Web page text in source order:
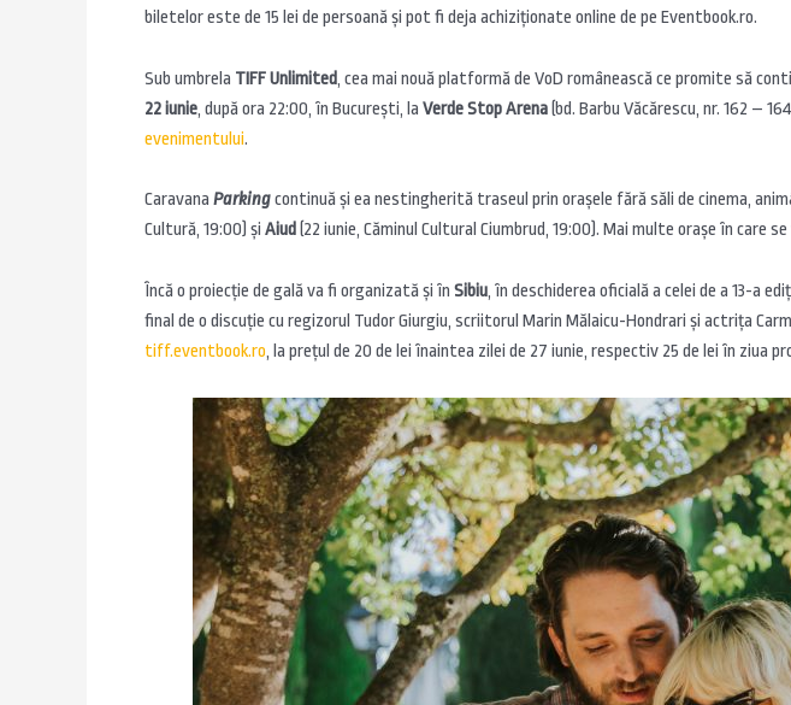
biletelor este de 15 lei de persoană și pot fi deja achiziționate online de pe Eventbook.ro.
Sub umbrela TIFF Unlimited, cea mai nouă platformă de VoD românească ce promite să
22 iunie, după ora 22:00, în București, la Verde Stop Arena (bd. Barbu Văcărescu, nr. 162 –
evenimentului.
Caravana Parkingcontinuă și ea nestingherită traseul prin orașele fără săli de cinema,
Cultură, 19:00) și Aiud (22 iunie, Căminul Cultural Ciumbrud, 19:00). Mai multe orașe în
Încă o proiecție de gală va fi organizată și în Sibiu, în deschiderea oficială a celei de a 13-a
final de o discuție cu regizorul Tudor Giurgiu, scriitorul Marin Mălaicu-Hondrari și actrița
tiff.eventbook.ro, la prețul de 20 de lei înaintea zilei de 27 iunie, respectiv 25 de lei în ziua